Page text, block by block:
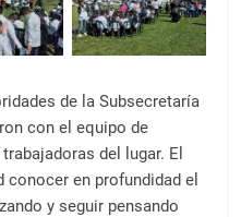
de la Subsecretaría
con el equipo de
del lugar. El
en profundidad el
y seguir pensando